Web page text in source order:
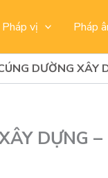
Pháp vị Pháp
DƯỜNG
DỰNG –